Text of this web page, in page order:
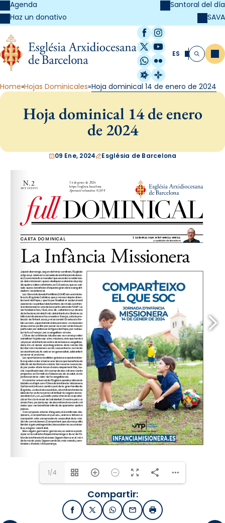
Agenda
Haz un donativo
Santoral del día
SAVA
Facebook
Instagram
X / Twitter
YouTube
WhatsApp
Flickr
Radio Estel
Catalunya
ES Buscar
Home Hojas Dominicales Hoja dominical 14 de enero de 2024
Hoja dominical 14 de enero
de 2024
09 Ene, 2024 Església de Barcelona
Social Cristià (www.elcorrent.cat), un
1/4
Compartir:
FacebookX / TwitterWhatsApp
EmailImprimir